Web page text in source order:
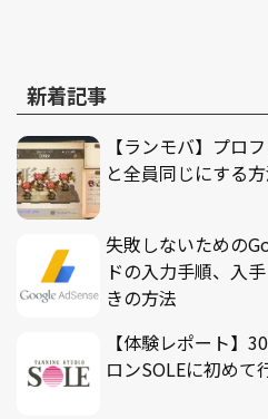
新着記事
【ランモバ】プロ
と全員同じにする
失敗しないための
ドの入力手順、入
きの方法
【体験レポート】
ロンSOLEに初めて